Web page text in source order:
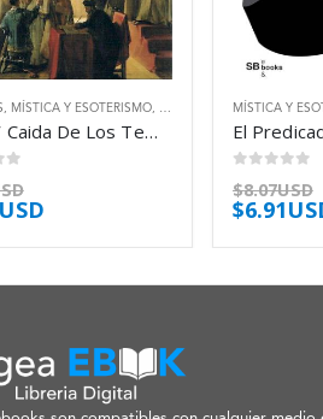
MÍSTICA Y ESOTERISMO
Auge Y Caida De Los Templarios – Demurger Alain
MÍSTICA Y
El
$8.07USD
$